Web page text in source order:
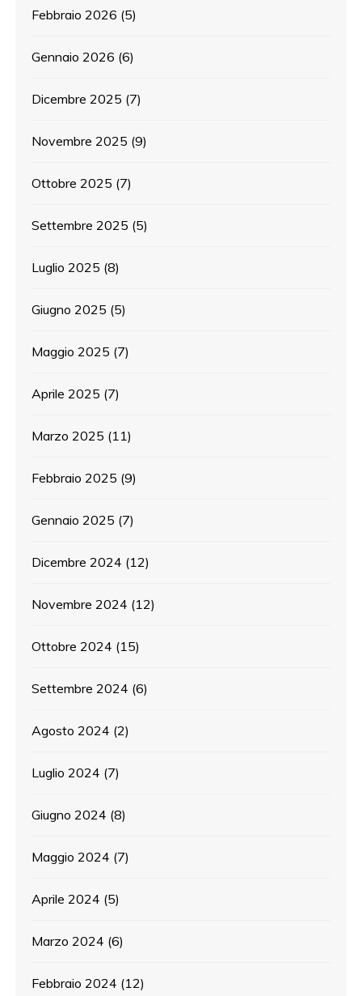
Febbraio 2026 (5)
Gennaio 2026 (6)
Dicembre 2025 (7)
Novembre 2025 (9)
Ottobre 2025 (7)
Settembre 2025 (5)
Luglio 2025 (8)
Giugno 2025 (5)
Maggio 2025 (7)
Aprile 2025 (7)
Marzo 2025 (11)
Febbraio 2025 (9)
Gennaio 2025 (7)
Dicembre 2024 (12)
Novembre 2024 (12)
Ottobre 2024 (15)
Settembre 2024 (6)
Agosto 2024 (2)
Luglio 2024 (7)
Giugno 2024 (8)
Maggio 2024 (7)
Aprile 2024 (5)
Marzo 2024 (6)
Febbraio 2024 (12)